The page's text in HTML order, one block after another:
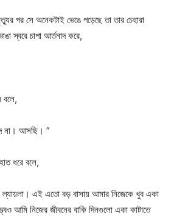
পর সে অনেকটাই ভেঙে পড়েছে তা তার চেহারা
স্বরে চাপা আর্তনাদ করে,
বলে,
না। আসছি। ”
ধরে বলে,
এই এতো বড় বাসায় আমার নিজেকে খুব একা
আমি নিজের জীবনের বাকি দিনগুলো একা কাটাতে